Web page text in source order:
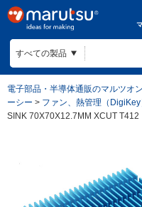
電子部品・半導体通販のマルツオ
ーシー > ファン、熱管理（DigiKey
SINK 70X70X12.7MM XCUT T412